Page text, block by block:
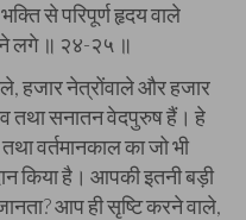
से परिपूर्ण हृदय वाले
लगे ॥ २४-२५ ॥
हजार नेत्रोंवाले और हजार
तथा सनातन वेदपुरुष हैं। हे
वर्तमानकाल का जो भी
किया है। आपकी इतनी बड़ी
आप ही सृष्टि करने वाले,